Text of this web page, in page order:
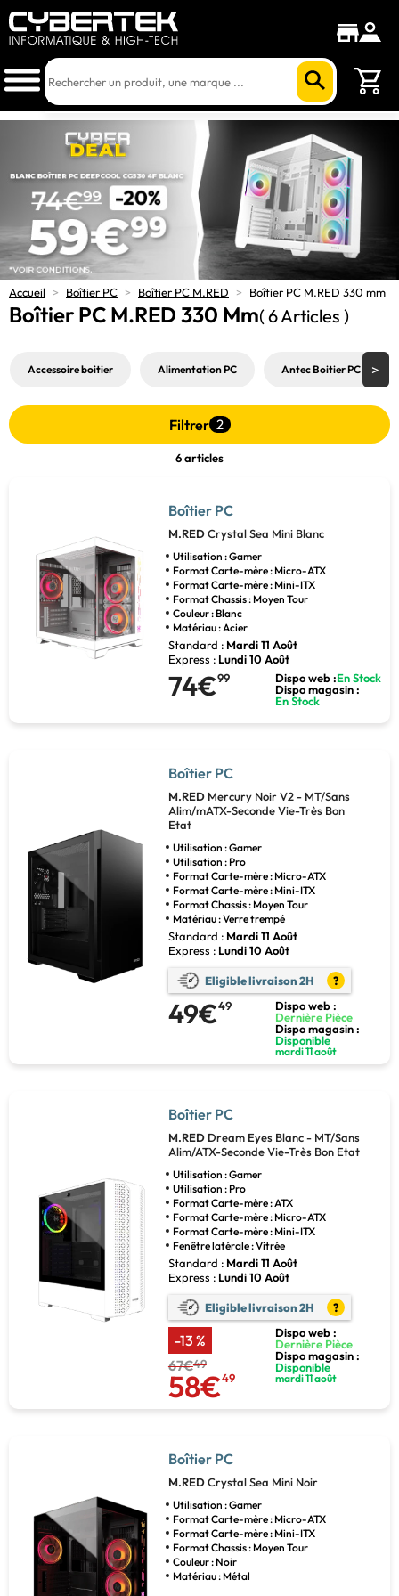
Accueil > Boîtier PC > Boîtier PC M.RED > Boîtier PC M.RED 330 mm
Boîtier PC M.RED 330 Mm( 6 Articles )
Accessoire boitier Alimentation PC Antec Boitier PC
Filtrer 2
6 articles
Boîtier PC
M.REDCrystal Sea Mini Blanc
Utilisation : Gamer
Format Carte-mère : Micro-ATX
Format Carte-mère : Mini-ITX
Format Chassis : Moyen Tour
Couleur : Blanc
Matériau : Acier
Standard : Mardi 11 Août
Express : Lundi 10 Août
74€99 Dispo web :En Stock
Dispo magasin :
En Stock
Boîtier PC
M.RED Mercury Noir V2 - MT/Sans
Alim/mATX-Seconde Vie-Très Bon
Etat
Utilisation : Gamer
Utilisation : Pro
Format Carte-mère : Micro-ATX
Format Carte-mère : Mini-ITX
Format Chassis : Moyen Tour
Matériau : Verre trempé
Standard : Mardi 11 Août
Express : Lundi 10 Août
Eligible livraison 2H ?
49€49
Dispo web :
Dernière Pièce
Dispo magasin :
Disponible
mardi 11 août
Boîtier PC
M.RED Dream Eyes Blanc - MT/Sans
Alim/ATX-Seconde Vie-Très Bon Etat
Utilisation : Gamer
Utilisation : Pro
Format Carte-mère : ATX
Format Carte-mère : Micro-ATX
Format Carte-mère : Mini-ITX
Fenêtre latérale : Vitrée
Standard : Mardi 11 Août
Express : Lundi 10 Août
Eligible livraison 2H ?
-13 %
67€49
58€49
Dispo web :
Dernière Pièce
Dispo magasin :
Disponible
mardi 11 août
Boîtier PC
M.REDCrystal Sea Mini Noir
Utilisation : Gamer
Format Carte-mère : Micro-ATX
Format Carte-mère : Mini-ITX
Format Chassis : Moyen Tour
Couleur : Noir
Matériau : Métal